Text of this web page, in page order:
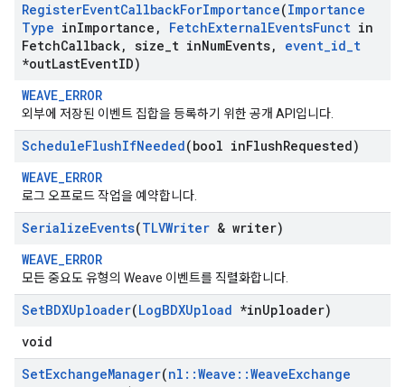
RegisterEventCallbackForImportance(Importance
Type inImportance , FetchExternalEventsFunct in
FetchCallback, size t inNumEvents, event_id_t
*outLastEventID)
WEAVE_ERROR
외부에 저장된 이벤트 집합을 등록하기 위한 공개 API입니다.
ScheduleFlushIfNeeded(bool inFlushRequested)
WEAVE_ERROR
로그 오프로드 작업을 예약합니다.
SerializeEvents(TLVWriter & writer)
WEAVE_ERROR
모든 중요도 유형의 Weave 이벤트를 직렬화합니다.
SetBDXUploader(LogBDXUpload *inUploader)
void
SetExchangeManager(nl ::Weave ::WeaveExchange